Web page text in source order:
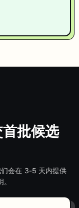
批候选
会在 3-5 天内提供